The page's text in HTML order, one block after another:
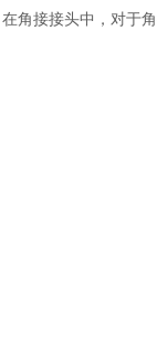
在角接接头中，对于